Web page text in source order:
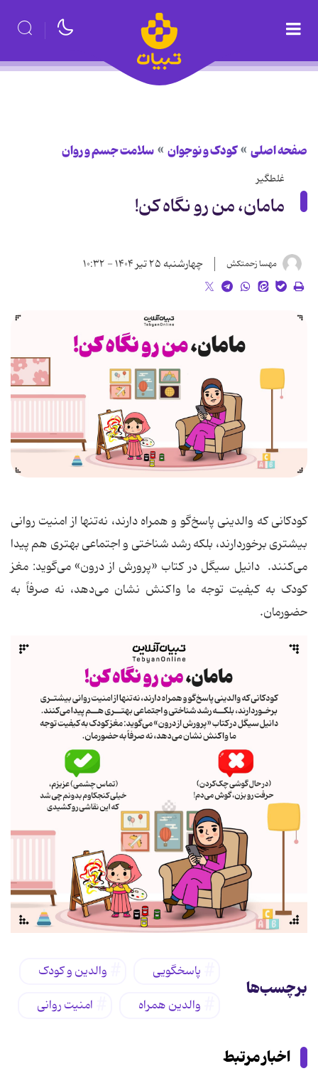
صفحه اصلی کودک و نوجوان سلامت جسم و روان
غلطگیر
مامان، من رو نگاه کن!
مهسا زحمتکش چهارشنبه ۲۵ تیر ۱۴۰۴ - ۱۰:۳۲
کودکانی که والدینی پاسخ‌گو و همراه دارند، نه‌تنها از امنیت روانی
بیشتری برخوردارند، بلکه رشد شناختی و اجتماعی بهتری هم پیدا
می‌کنند. دانیل سیگل در کتاب «پرورش از درون» می‌گوید: مغز
کودک به کیفیت توجه ما واکنش نشان می‌دهد، نه صرفاً به
حضورمان.
برچسب‌ها
پاسخگویی
والدین و کودک
والدین همراه
امنیت روانی
اخبار مرتبط